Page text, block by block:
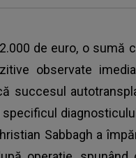
de euro, o sumă
observate
succesul
Sabbagh a